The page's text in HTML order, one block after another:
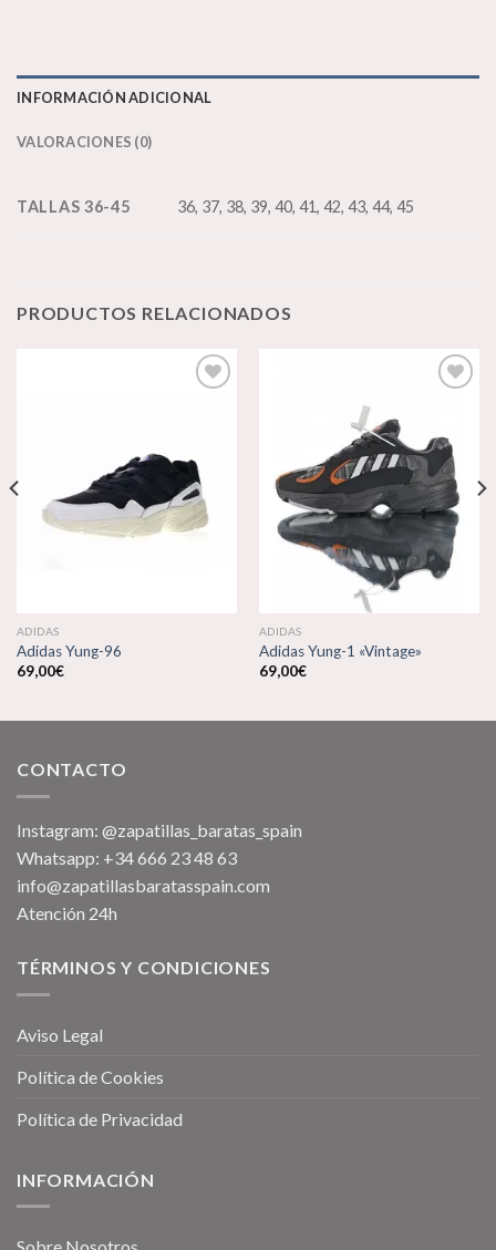
INFORMACIÓN ADICIONAL
VALORACIONES (0)
TALLAS 36-45 36, 37, 38, 39, 40, 41, 42, 43, 44, 45
PRODUCTOS RELACIONADOS
a la
lista de
deseos
ADIDAS
Adidas Yung-96
69,00€
Añadir
a la
lista de
deseos
ADIDAS
Adidas Yung-1 «Vintage»
69,00€
CONTACTO
Instagram: @zapatillas_baratas_spain
Whatsapp: +34 666 23 48 63
info@zapatillasbaratasspain.com
Atención 24h
TÉRMINOS Y CONDICIONES
Aviso Legal
Política de Cookies
Política de Privacidad
INFORMACIÓN